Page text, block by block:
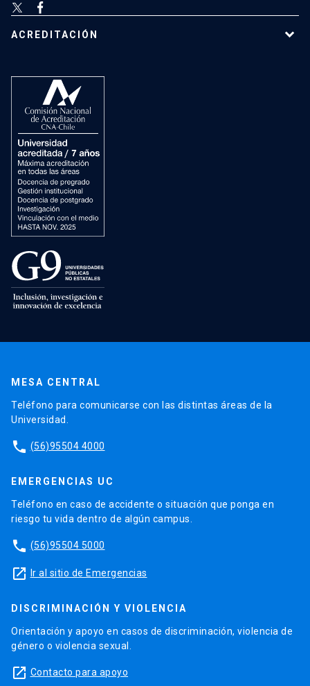
ACREDITACIÓN
MESA CENTRAL
Teléfono para comunicarse con las distintas áreas de la
Universidad.
phone (56)95504 4000
EMERGENCIAS UC
Teléfono en caso de accidente o situación que ponga en
riesgo tu vida dentro de algún campus.
phone (56)95504 5000
launch Ir al sitio de Emergencias
DISCRIMINACIÓN Y VIOLENCIA
Orientación y apoyo en casos de discriminación, violencia de
género o violencia sexual.
launch Contacto para apoyo